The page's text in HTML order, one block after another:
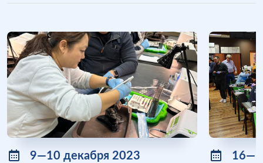
9—10 декабря 2023